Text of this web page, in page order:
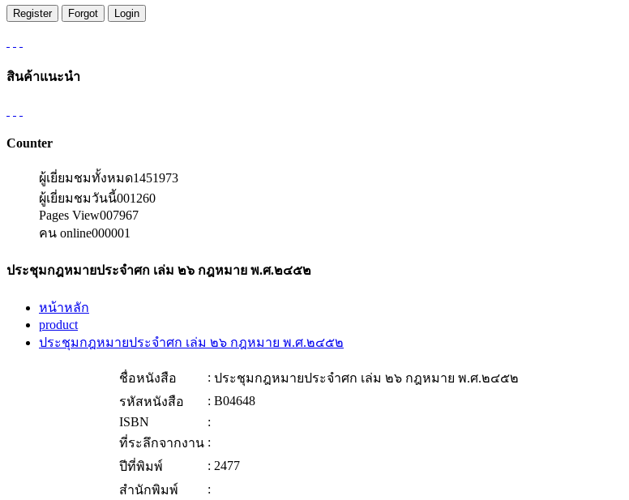
สินค้าแนะนำ
Counter
ผู้เยี่ยมชมทั้งหมด1451973
ผู้เยี่ยมชมวันนี้001260
Pages View007967
คน online000001
ประชุมกฎหมายประจำศก เล่ม ๒๖ กฎหมาย พ.ศ.๒๔๕๒
หน้าหลัก
product
ประชุมกฎหมายประจำศก เล่ม ๒๖ กฎหมาย พ.ศ.๒๔๕๒
ชื่อหนังสือ : ประชุมกฎหมายประจำศก เล่ม ๒๖ กฎหมาย พ.ศ.๒๔๕๒
รหัสหนังสือ
: B04648
ISBN
:
ที่ระลึกจากงาน :
ปีที่พิมพ์
: 2477
สำนักพิมพ์
: